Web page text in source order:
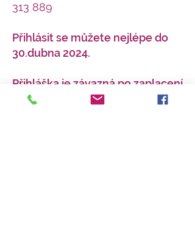
313 889
Přihlásit se můžete nejlépe do
30.dubna 2024.
Přihláška je závazná po zaplacení
zálohy 10.000,- Kč. Zbývající